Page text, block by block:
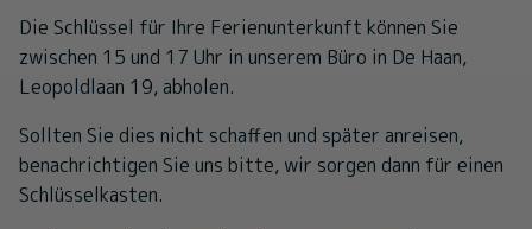
Die Schlüssel für Ihre Ferienunterkunft können Sie
zwischen 15 und 17 Uhr in unserem Büro in De Haan,
Leopoldlaan 19, abholen.
Sollten Sie dies nicht schaffen und später anreisen,
benachrichtigen Sie uns bitte, wir sorgen dann für einen
Schlüsselkasten.